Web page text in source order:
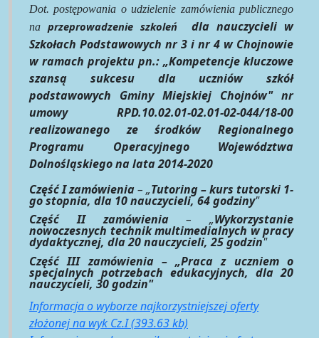
Dot. postępowania o udzielenie zamówienia publicznego
na przeprowadzenie szkoleń
dla nauczycieli w
Szkołach Podstawowych nr 3 i nr 4 w Chojnowie
w ramach projektu pn.: „Kompetencje kluczowe
szansą sukcesu dla uczniów szkół
podstawowych Gminy Miejskiej Chojnów" nr
umowy RPD.10.02.01-02.01-02-044/18-00
realizowanego ze środków Regionalnego
Programu Operacyjnego Województwa
Dolnośląskiego na lata 2014-2020
Część I zamówienia– „Tutoring – kurs tutorski 1-
go stopnia, dla 10 nauczycieli, 64 godziny"
Część II zamówienia– „Wykorzystanie
nowoczesnych technik multimedialnych w pracy
dydaktycznej, dla 20 nauczycieli, 25 godzin"
Część III zamówienia – „Praca z uczniem o
specjalnych potrzebach edukacyjnych, dla 20
nauczycieli, 30 godzin"
Informacja o wyborze najkorzystniejszej oferty
złożonej na wyk Cz.I (393.63 kb)